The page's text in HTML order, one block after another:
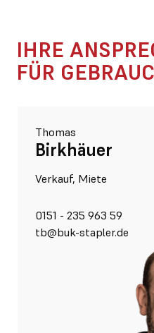
IHRE
FÜR
Thomas
Birkhäuer
Verkauf, Miete
0151 - 235 963 59
tb@buk-stapler.de